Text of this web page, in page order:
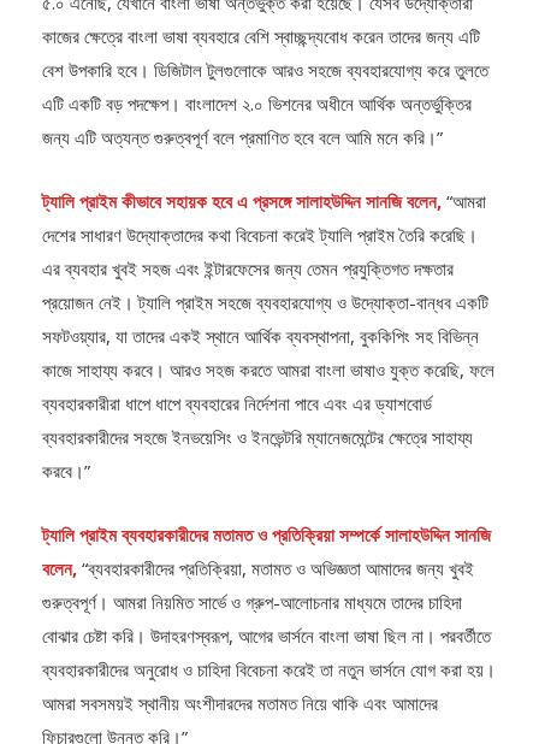
কাজের ক্ষেত্রে বাংলা ভাষা ব্যবহারে বেশি স্বাচ্ছন্দ্যবোধ করেন তাদের জন্য এটি
বেশ উপকারি হবে। ডিজিটাল টুলগুলোকে আরও সহজে ব্যবহারযোগ্য করে তুলতে
এটি একটি বড় পদক্ষেপ। বাংলাদেশ ২.০ ভিশনের অধীনে আর্থিক অন্তর্ভুক্তির
জন্য এটি অত্যন্ত গুরুত্বপূর্ণ বলে প্রমাণিত হবে বলে আমি মনে করি।”
দেশের সাধারণ উদ্যোক্তাদের কথা বিবেচনা করেই ট্যালি প্রাইম তৈরি করেছি।
এর ব্যবহার খুবই সহজ এবং ইন্টারফেসের জন্য তেমন প্রযুক্তিগত দক্ষতার
প্রয়োজন নেই। ট্যালি প্রাইম সহজে ব্যবহারযোগ্য ও উদ্যোক্তা-বান্ধব একটি
সফটওয়্যার, যা তাদের একই স্থানে আর্থিক ব্যবস্থাপনা, বুককিপিং সহ বিভিন্ন
কাজে সাহায্য করবে। আরও সহজ করতে আমরা বাংলা ভাষাও যুক্ত করেছি, ফলে
ব্যবহারকারীরা ধাপে ধাপে ব্যবহারের নির্দেশনা পাবে এবং এর ড্যাশবোর্ড
ব্যবহারকারীদের সহজে ইনভয়েসিং ও ইনভেন্টরি ম্যানেজমেন্টের ক্ষেত্রে সাহায্য
করবে।”
বলেন, “ব্যবহারকারীদের প্রতিক্রিয়া, মতামত ও অভিজ্ঞতা আমাদের জন্য খুবই
গুরুত্বপূর্ণ। আমরা নিয়মিত সার্ভে ও গ্রুপ-আলোচনার মাধ্যমে তাদের চাহিদা
বোঝার চেষ্টা করি। উদাহরণস্বরূপ, আগের ভার্সনে বাংলা ভাষা ছিল না। পরবর্তীতে
ব্যবহারকারীদের অনুরোধ ও চাহিদা বিবেচনা করেই তা নতুন ভার্সনে যোগ করা হয়।
আমরা সবসময়ই স্থানীয় অংশীদারদের মতামত নিয়ে থাকি এবং আমাদের
ফিচারগুলো উন্নত করি।”